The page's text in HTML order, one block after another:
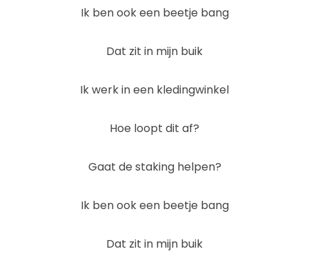
Ik ben ook een beetje bang
Dat zit in mijn buik
Ik werk in een kledingwinkel
Hoe loopt dit af?
Gaat de staking helpen?
Ik ben ook een beetje bang
Dat zit in mijn buik